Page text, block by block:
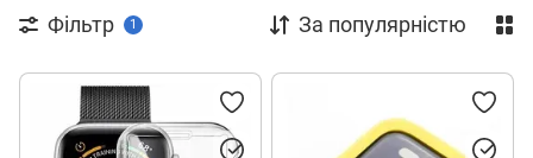
Фільтр 1 За популярністю